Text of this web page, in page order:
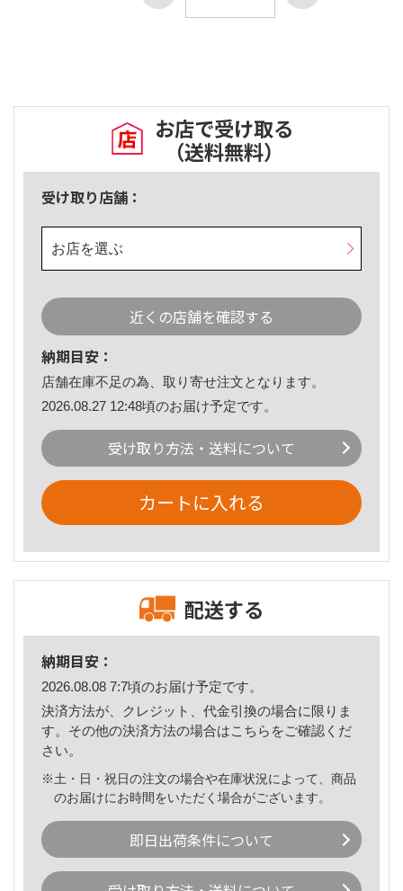
お店で受け取る
（送料無料）
受け取り店舗：
お店を選ぶ
近くの店舗を確認する
納期目安：
店舗在庫不足の為、取り寄せ注文となります。
2026.08.27 12:48頃のお届け予定です。
受け取り方法・送料について
カートに入れる
配送する
納期目安：
2026.08.08 7:7頃のお届け予定です。
決済方法が、クレジット、代金引換の場合に限りま
す。その他の決済方法の場合はこちら をご確認くだ
さい。
※土・日・祝日の注文の場合や在庫状況によって、商品
のお届けにお時間をいただく場合がございます。
即日出荷条件について